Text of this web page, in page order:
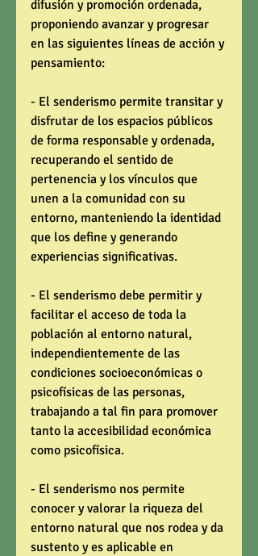
difusión y promoción ordenada,
proponiendo avanzar y progresar
en las siguientes líneas de acción y
pensamiento:
- El senderismo permite transitar y
disfrutar de los espacios públicos
de forma responsable y ordenada,
recuperando el sentido de
pertenencia y los vínculos que
unen a la comunidad con su
entorno, manteniendo la identidad
que los define y generando
experiencias significativas.
- El senderismo debe permitir y
facilitar el acceso de toda la
población al entorno natural,
independientemente de las
condiciones socioeconómicas o
psicofísicas de las personas,
trabajando a tal fin para promover
tanto la accesibilidad económica
como psicofísica.
- El senderismo nos permite
conocer y valorar la riqueza del
entorno natural que nos rodea y da
sustento y es aplicable en